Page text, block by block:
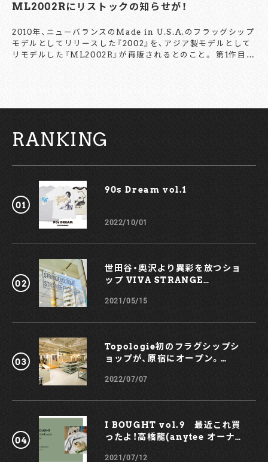
ML2002Rにリストックの知らせが！
2010年、ニューバランスのMade in U.S.A.のフラッグシップ
モデルとしてリリースした『2002』を、アジア製モデルとして
リモデルした『ML2002R』が再販されるとのこと。 第1作目の
一足、ぜひお見逃しのないよう。 【お問い合わせ】 New
Balance Japan TEL：0120-85-0997
RANKING
90s Dream vol.1￼
2022/10/01
世田谷・奥沢より異彩を放つショ
ップ VIVA STRANGE
2021/05/15
Topologie初のフラグシップシ
ョップが、原宿にオープン。
も！
2022/07/07
I BOUGHT vol.9 最近これ買
ったよ！高橋龍(anytee オーナ
2021/07/12